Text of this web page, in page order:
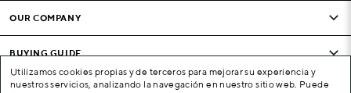
OUR COMPANY
BUYING GUIDE
CONDITIONS AND COMPANY
Utilizamos cookies propias y de terceros para mejorar su experiencia y
nuestros servicios, analizando la navegación en nuestro sitio web. Puede